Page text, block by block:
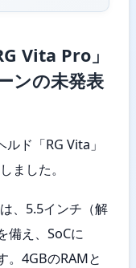
Vita Pro」
ンの未発表
ド「RG Vita」
ました。
、5.5インチ（解
備え、SoCに
。4GBのRAMと